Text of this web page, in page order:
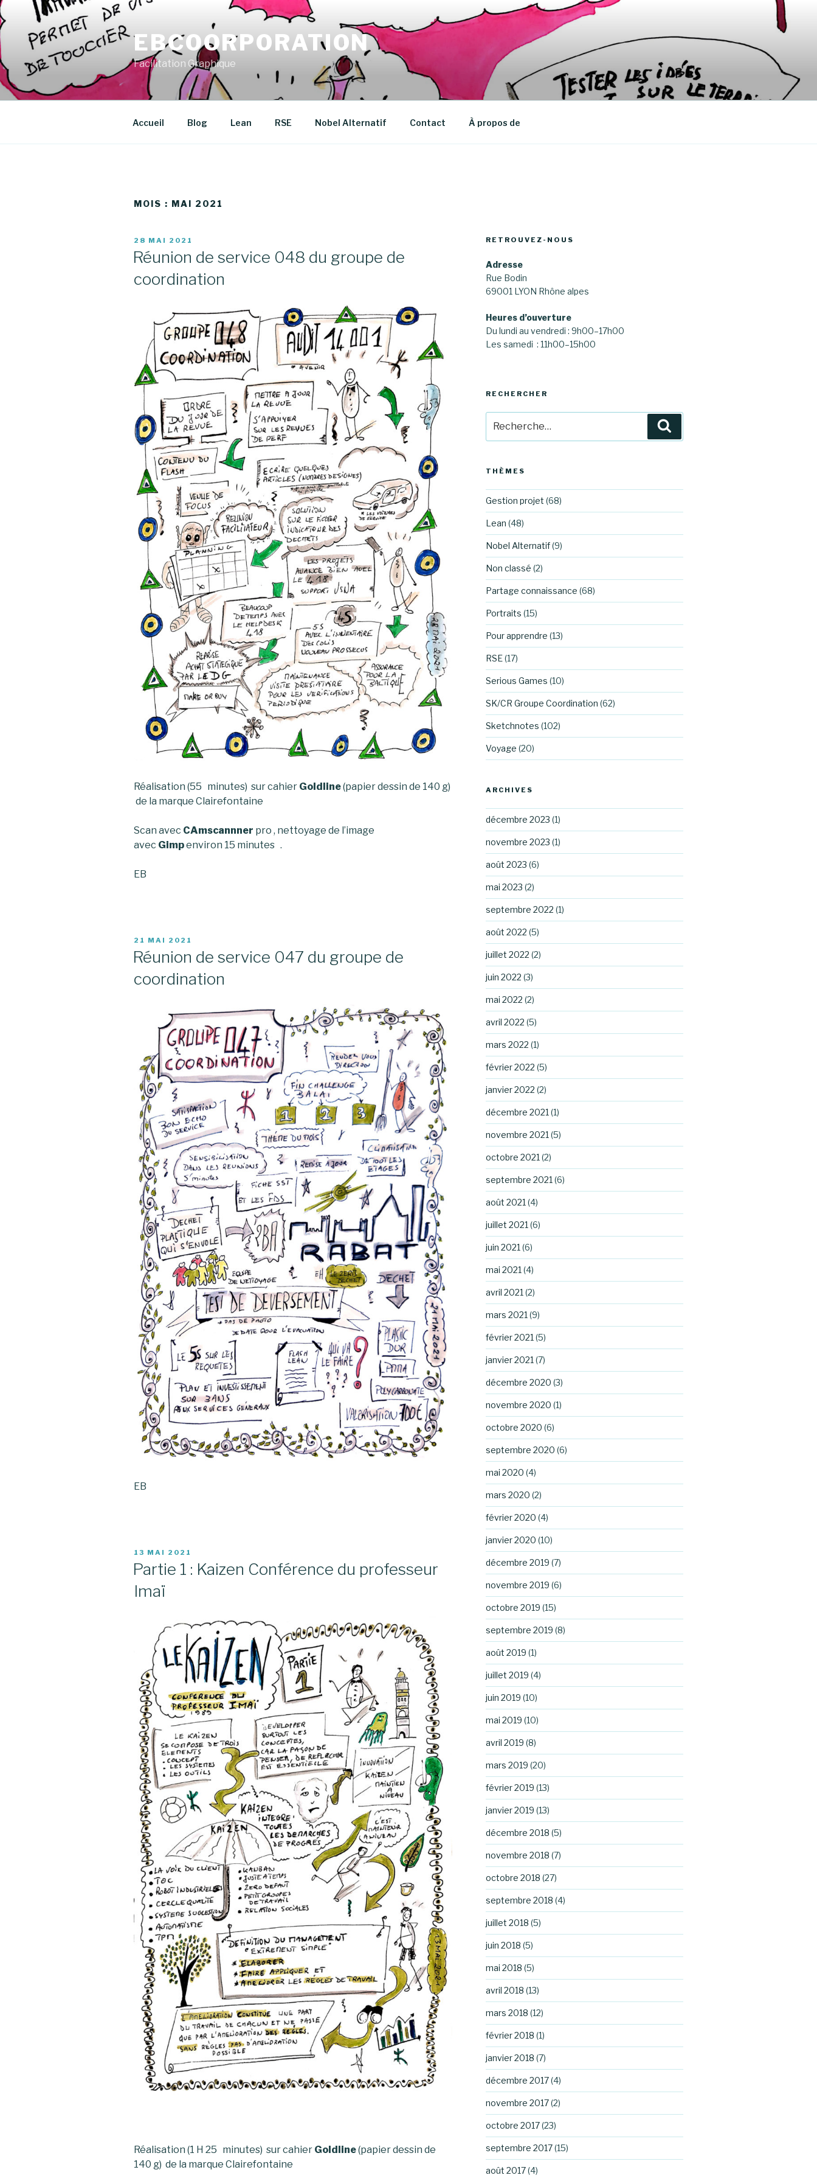
Aller
au
contenu
principal
EBCOORPORATION
Facilitation Graphique
Accueil Blog Lean RSE Nobel Alternatif Contact À propos de
MOIS : MAI 2021
PUBLIÉ
LE
28 MAI 2021
Réunion de service 048 du groupe de
coordination
Réalisation (55 minutes) sur cahier Goldline(papier dessin de 140 g)
de la marque Clairefontaine
Scan avec CAmscannner pro , nettoyage de l’image
avec Gimpenviron 15 minutes .
EB
PUBLIÉ
LE
21 MAI 2021
Réunion de service 047 du groupe de
coordination
EB
PUBLIÉ
LE
13 MAI 2021
Partie 1 : Kaizen Conférence du professeur
Imaï
Réalisation (1 H 25 minutes) sur cahier Goldline(papier dessin de
140 g) de la marque Clairefontaine
RETROUVEZ-NOUS
Adresse
Rue Bodin
69001 LYON Rhône alpes
Heures d’ouverture
Du lundi au vendredi : 9h00–17h00
Les samedi : 11h00–15h00
RECHERCHER
pour
THÈMES
Gestion projet (68)
Lean (48)
Nobel Alternatif(9)
Non classé (2)
Partage connaissance (68)
Portraits (15)
Pour apprendre (13)
RSE(17)
Serious Games (10)
SK/CR Groupe Coordination (62)
Sketchnotes (102)
Voyage (20)
ARCHIVES
décembre 2023 (1)
novembre 2023 (1)
août 2023 (6)
mai 2023 (2)
septembre 2022 (1)
août 2022 (5)
juillet 2022 (2)
juin 2022 (3)
mai 2022 (2)
avril 2022 (5)
mars 2022 (1)
février 2022 (5)
janvier 2022 (2)
décembre 2021 (1)
novembre 2021 (5)
octobre 2021 (2)
septembre 2021 (6)
août 2021 (4)
juillet 2021 (6)
juin 2021 (6)
mai 2021 (4)
avril 2021 (2)
mars 2021 (9)
février 2021 (5)
janvier 2021 (7)
décembre 2020 (3)
novembre 2020 (1)
octobre 2020 (6)
septembre 2020 (6)
mai 2020 (4)
mars 2020 (2)
février 2020 (4)
janvier 2020 (10)
décembre 2019 (7)
novembre 2019 (6)
octobre 2019 (15)
septembre 2019 (8)
août 2019 (1)
juillet 2019 (4)
juin 2019 (10)
mai 2019 (10)
avril 2019 (8)
mars 2019 (20)
février 2019 (13)
janvier 2019 (13)
décembre 2018 (5)
novembre 2018 (7)
octobre 2018 (27)
septembre 2018 (4)
juillet 2018 (5)
juin 2018 (5)
mai 2018 (5)
avril 2018 (13)
mars 2018 (12)
février 2018 (1)
janvier 2018 (7)
décembre 2017(4)
novembre 2017(2)
octobre 2017(23)
septembre 2017(15)
août 2017(4)